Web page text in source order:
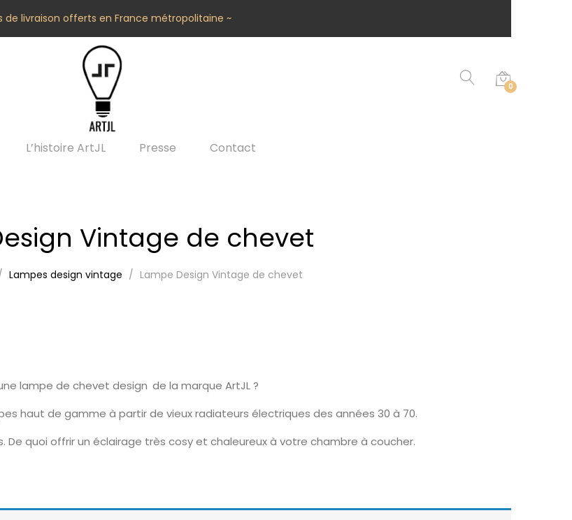
de livraison offerts en France métropolitaine ~
0
L’histoire ArtJL Presse Contact
Vintage de chevet
Lampes design vintage Lampe Design Vintage de chevet
lampe de chevet design de la marque ArtJL ?
haut de gamme à partir de vieux radiateurs électriques des années 30 à 70.
quoi offrir un éclairage très cosy et chaleureux à votre chambre à coucher.